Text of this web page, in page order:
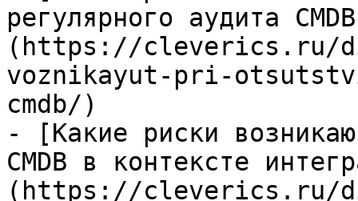
регулярного аудита
(https://cleverics.ru/
voznikayut-pri-
cmdb/)
- [Какие риски
CMDB в контексте
(https://cleverics.ru/